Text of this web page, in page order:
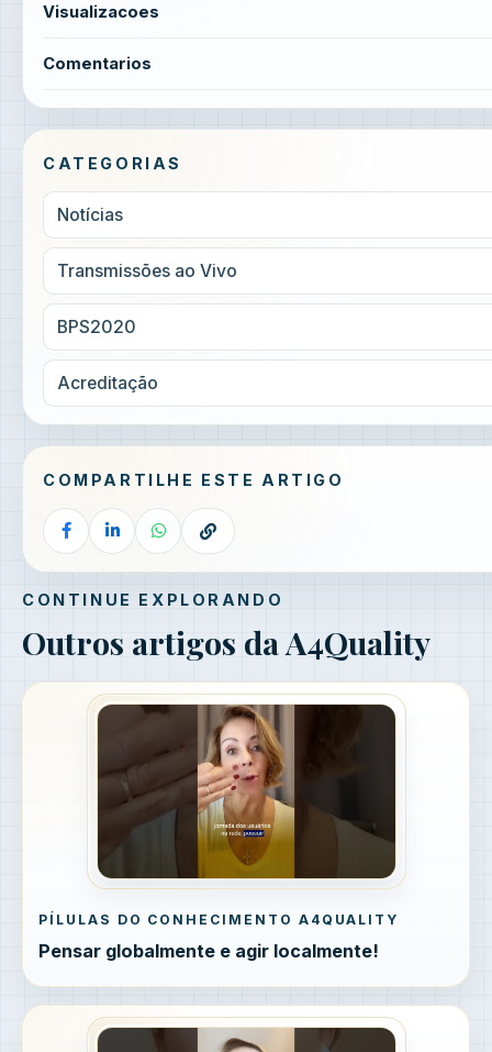
Visualizacoes
Comentarios
CATEGORIAS
Notícias
Transmissões ao Vivo
BPS2020
Acreditação
COMPARTILHE ESTE ARTIGO
CONTINUE EXPLORANDO
Outros artigos da A4Quality
PÍLULAS DO CONHECIMENTO A4QUALITY
Pensar globalmente e agir localmente!